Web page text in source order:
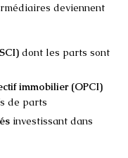
deviennent
dont les parts sont
immobilier (OPCI)
de parts
investissant dans